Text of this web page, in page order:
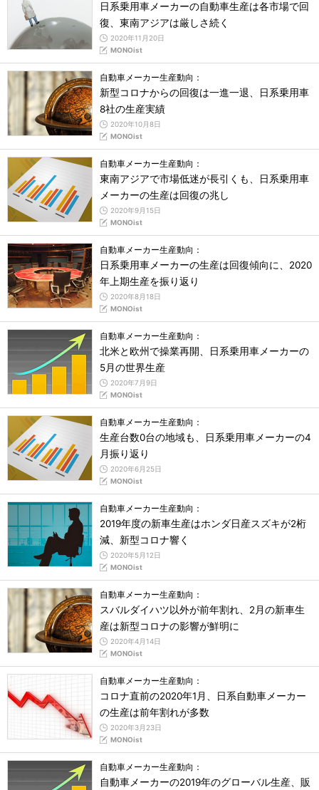
日系乗用車メーカーの自動車生産は各市場で回
復、東南アジアは厳しさ続く
2020年11月20日
MONOist
自動車メーカー生産動向：
新型コロナからの回復は一進一退、日系乗用車
8社の生産実績
2020年10月8日
MONOist
自動車メーカー生産動向：
東南アジアで市場低迷が長引くも、日系乗用車
メーカーの生産は回復の兆し
2020年9月15日
MONOist
自動車メーカー生産動向：
日系乗用車メーカーの生産は回復傾向に、2020
年上期生産を振り返り
2020年8月18日
MONOist
自動車メーカー生産動向：
北米と欧州で操業再開、日系乗用車メーカーの
5月の世界生産
2020年7月9日
MONOist
自動車メーカー生産動向：
生産台数0台の地域も、日系乗用車メーカーの4
月振り返り
2020年6月25日
MONOist
自動車メーカー生産動向：
2019年度の新車生産はホンダ日産スズキが2桁
減、新型コロナ響く
2020年5月12日
MONOist
自動車メーカー生産動向：
スバルダイハツ以外が前年割れ、2月の新車生
産は新型コロナの影響が鮮明に
2020年4月14日
MONOist
自動車メーカー生産動向：
コロナ直前の2020年1月、日系自動車メーカー
の生産は前年割れが多数
2020年3月23日
MONOist
自動車メーカー生産動向：
自動車メーカーの2019年のグローバル生産、販